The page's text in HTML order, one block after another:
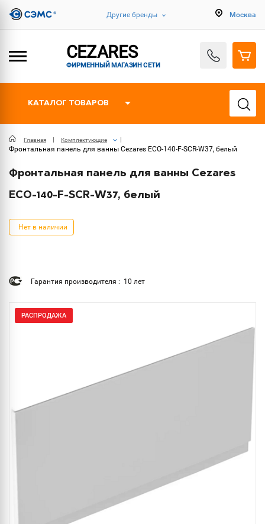
Другие бренды Москва
CEZARES
ФИРМЕННЫЙ МАГАЗИН СЕТИ
КАТАЛОГ ТОВАРОВ
Главная Комплектующие
Фронтальная панель для ванны Cezares ECO-140-F-SCR-W37, белый
Фронтальная панель для ванны Cezares
ECO-140-F-SCR-W37, белый
Нет в наличии
Гарантия производителя : 10 лет
РАСПРОДАЖА